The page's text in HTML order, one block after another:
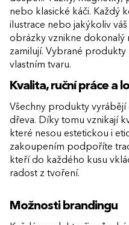
nebo klasické káči. Každý
ilustrace nebo jakýkoliv
obrázky vznikne dokonalý
zamilují. Vybrané
vlastním tvaru.
Kvalita, ruční práce a
Všechny produkty
dřeva. Díky tomu vznikají
které nesou estetickou i
zakoupením podpoříte
kteří do každého kusu
radost z tvoření.
Možnosti brandingu